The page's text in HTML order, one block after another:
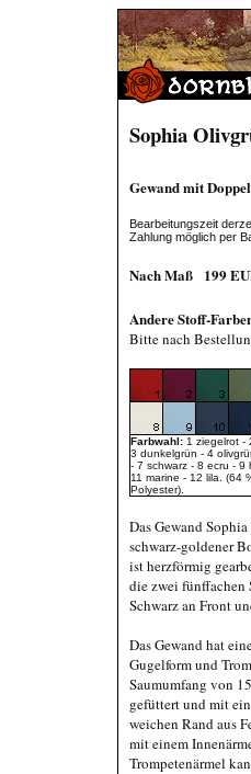
Sophia
Gewand mit
Bearbeitungszeit
Zahlung möglich per
Nach Maß 199
Andere Stoff-
Bitte nach
Farbwahl: 1 ziegelrot -
3 dunkelgrün - 4
- 7 schwarz - 8 ecru - 9
11 marine - 12 lila. (64
Polyester).
Das Gewand
schwarz-goldener
ist herzförmig
die zwei fünffachen
Schwarz an Front
Das Gewand hat
Gugelform und
Saumumfang von
gefüttert und mit
weichen Rand aus
mit einem
Trompetenärmel